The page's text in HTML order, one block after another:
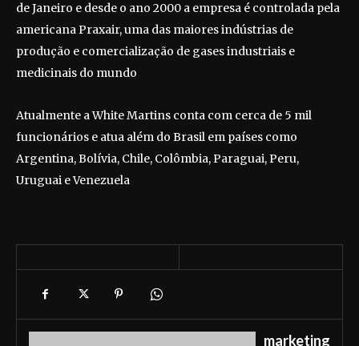
de Janeiro e desde o ano 2000 a empresa é controlada pela
americana Praxair, uma das maiores indústrias de
produção e comercialização de gases industriais e
medicinais do mundo
Atualmente a White Martins conta com cerca de 5 mil
funcionários e atua além do Brasil em países como
Argentina, Bolívia, Chile, Colômbia, Paraguai, Peru,
Uruguai e Venezuela
marketing